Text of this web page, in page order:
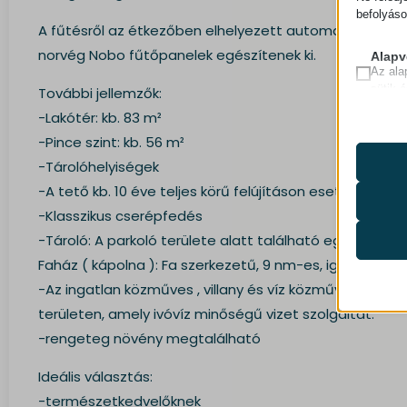
A fűtésről az étkezőben elhelyezett automata
norvég Nobo fűtőpanelek egészítenek ki.
További jellemzők:
-Lakótér: kb. 83 m²
-Pince szint: kb. 56 m²
-Tárolóhelyiségek
-A tető kb. 10 éve teljes körű felújításon esett át
-Klasszikus cserépfedés
-Tároló: A parkoló területe alatt található egy
Faház ( kápolna ): Fa szerkezetű, 9 nm-es,
-Az ingatlan közműves , villany és víz közművekkel
területen, amely ivóvíz minőségű vizet szolgáltat.
-rengeteg növény megtalálható
Ideális választás:
-természetkedvelőknek
Az
sütik
wp-
lotus-
Ezek
Ez a